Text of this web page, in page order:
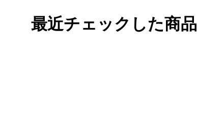
最近チェックした商品